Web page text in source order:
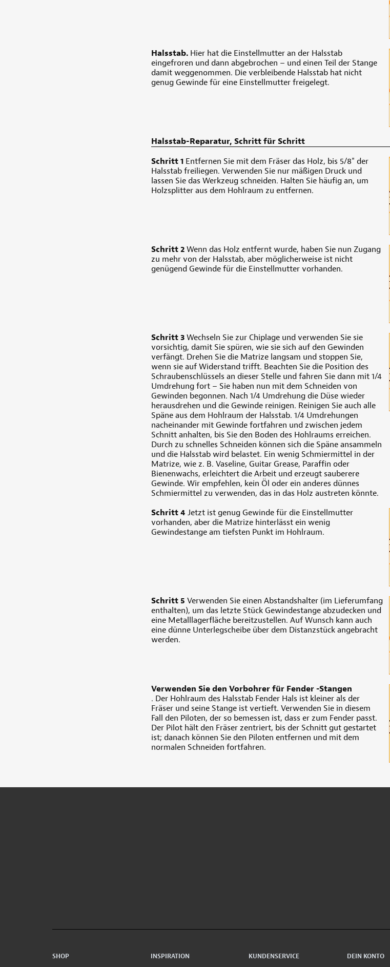
Halsstab. Hier hat die Einstellmutter an der Halsstab
eingefroren und dann abgebrochen – und einen Teil der Stange
damit weggenommen. Die verbleibende Halsstab hat nicht
genug Gewinde für eine Einstellmutter freigelegt.
Halsstab-Reparatur, Schritt für Schritt
Schritt 1Entfernen Sie mit dem Fräser das Holz, bis 5/8" der
Halsstab freiliegen. Verwenden Sie nur mäßigen Druck und
lassen Sie das Werkzeug schneiden. Halten Sie häufig an, um
Holzsplitter aus dem Hohlraum zu entfernen.
Schritt 2Wenn das Holz entfernt wurde, haben Sie nun Zugang
zu mehr von der Halsstab, aber möglicherweise ist nicht
genügend Gewinde für die Einstellmutter vorhanden.
Schritt 3Wechseln Sie zur Chiplage und verwenden Sie sie
vorsichtig, damit Sie spüren, wie sie sich auf den Gewinden
verfängt. Drehen Sie die Matrize langsam und stoppen Sie,
wenn sie auf Widerstand trifft. Beachten Sie die Position des
Schraubenschlüssels an dieser Stelle und fahren Sie dann mit 1/4
Umdrehung fort – Sie haben nun mit dem Schneiden von
Gewinden begonnen. Nach 1/4 Umdrehung die Düse wieder
herausdrehen und die Gewinde reinigen. Reinigen Sie auch alle
Späne aus dem Hohlraum der Halsstab. 1/4 Umdrehungen
nacheinander mit Gewinde fortfahren und zwischen jedem
Schnitt anhalten, bis Sie den Boden des Hohlraums erreichen.
Durch zu schnelles Schneiden können sich die Späne ansammeln
und die Halsstab wird belastet. Ein wenig Schmiermittel in der
Matrize, wie z. B. Vaseline, Guitar Grease, Paraffin oder
Bienenwachs, erleichtert die Arbeit und erzeugt sauberere
Gewinde. Wir empfehlen, kein Öl oder ein anderes dünnes
Schmiermittel zu verwenden, das in das Holz austreten könnte.
Schritt 4 Jetzt ist genug Gewinde für die Einstellmutter
vorhanden, aber die Matrize hinterlässt ein wenig
Gewindestange am tiefsten Punkt im Hohlraum.
Schritt 5 Verwenden Sie einen Abstandshalter (im Lieferumfang
enthalten), um das letzte Stück Gewindestange abzudecken und
eine Metalllagerfläche bereitzustellen. Auf Wunsch kann auch
eine dünne Unterlegscheibe über dem Distanzstück angebracht
werden.
Verwenden Sie den Vorbohrer für Fender -Stangen
. Der Hohlraum des Halsstab Fender Hals ist kleiner als der
Fräser und seine Stange ist vertieft. Verwenden Sie in diesem
Fall den Piloten, der so bemessen ist, dass er zum Fender passt.
Der Pilot hält den Fräser zentriert, bis der Schnitt gut gestartet
ist; danach können Sie den Piloten entfernen und mit dem
normalen Schneiden fortfahren.
SHOP INSPIRATION KUNDENSERVICE DEIN KONTO